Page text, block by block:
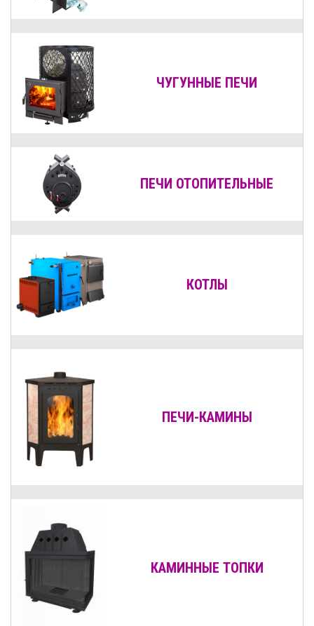
ЧУГУННЫЕ ПЕЧИ
ПЕЧИ ОТОПИТЕЛЬНЫЕ
КОТЛЫ
ПЕЧИ-КАМИНЫ
КАМИННЫЕ ТОПКИ